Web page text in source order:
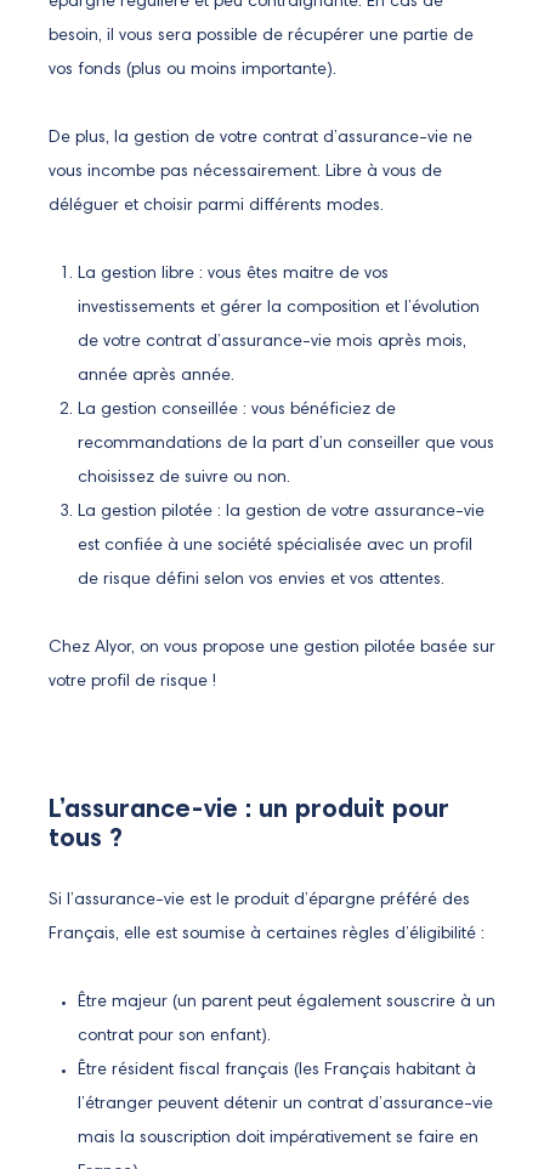
besoin, il vous sera possible de récupérer une partie de
vos fonds (plus ou moins importante).
De plus, la gestion de votre contrat d’assurance-vie ne
vous incombe pas nécessairement. Libre à vous de
déléguer et choisir parmi différents modes.
La gestion libre : vous êtes maitre de vos
investissements et gérer la composition et l’évolution
de votre contrat d’assurance-vie mois après mois,
année après année.
La gestion conseillée : vous bénéficiez de
recommandations de la part d’un conseiller que vous
choisissez de suivre ou non.
La gestion pilotée : la gestion de votre assurance-vie
est confiée à une société spécialisée avec un profil
de risque défini selon vos envies et vos attentes.
Chez Alyor, on vous propose une gestion pilotée basée sur
votre profil de risque !
L’assurance-vie : un produit pour
tous ?
Si l’assurance-vie est le produit d’épargne préféré des
Français, elle est soumise à certaines règles d’éligibilité :
Être majeur (un parent peut également souscrire à un
contrat pour son enfant).
Être résident fiscal français (les Français habitant à
l’étranger peuvent détenir un contrat d’assurance-vie
mais la souscription doit impérativement se faire en